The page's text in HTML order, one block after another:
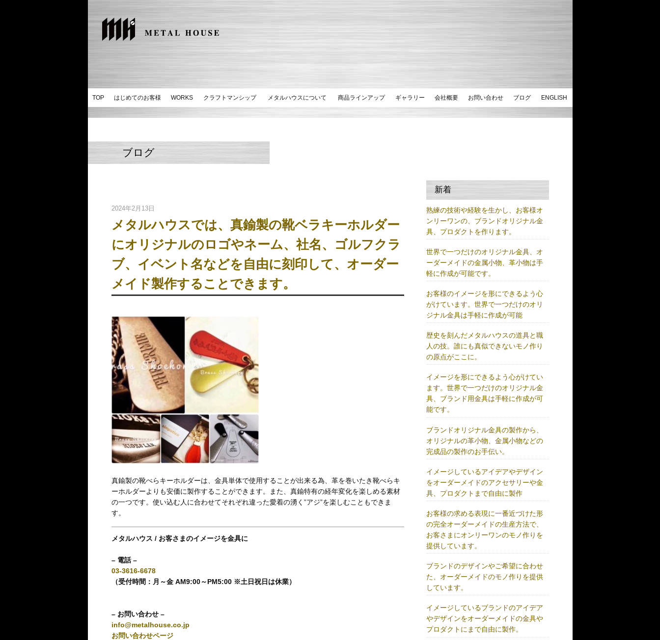
TOP はじめてのお客様 WORKS クラフトマンシップ メタルハウスについて 商品ラインアップ ギャラリー 会社概要 お問い合わせ ブログ ENGLISH
ブログ
2024年2月13日
メタルハウスでは、真鍮製の靴ベラキーホルダー
にオリジナルのロゴやネーム、社名、ゴルフクラ
ブ、イベント名などを自由に刻印して、オーダー
メイド製作することできます。
真鍮製の靴べらキーホルダーは、金具単体で使用することが出来る為、革を巻いたき靴べらキ
ーホルダーよりも安価に製作することができます。また、真鍮特有の経年変化を楽しめる素材
の一つです。使い込む人に合わせてそれぞれ違った愛着の湧く”アジ”を楽しむこともできま
す。
メタルハウス / お客さまのイメージを金具に
– 電話 –
03-3616-6678
（受付時間：月～金 AM9:00～PM5:00 ※土日祝日は休業）
– お問い合わせ –
info@metalhouse.co.jp
お問い合わせページ
新着
熟練の技術や経験を生かし、お客様オ
ンリーワンの、ブランドオリジナル金
具、プロダクトを作ります。
世界で一つだけのオリジナル金具、オ
ーダーメイドの金属小物、革小物は手
軽に作成が可能です。
お客様のイメージを形にできるよう心
がけています。世界で一つだけのオリ
ジナル金具は手軽に作成が可能
歴史を刻んだメタルハウスの道具と職
人の技。誰にも真似できないモノ作り
の原点がここに。
イメージを形にできるよう心がけてい
ます。世界で一つだけのオリジナル金
具、ブランド用金具は手軽に作成が可
能です。
ブランドオリジナル金具の製作から、
オリジナルの革小物、金属小物などの
完成品の製作のお手伝い。
イメージしているアイデアやデザイン
をオーダーメイドのアクセサリーや金
具、プロダクトまで自由に製作
お客様の求める表現に一番近づけた形
の完全オーダーメイドの生産方法で、
お客さまにオンリーワンのモノ作りを
提供しています。
ブランドのデザインやご希望に合わせ
た、オーダーメイドのモノ作りを提供
しています。
イメージしているブランドのアイデア
やデザインをオーダーメイドの金具や
プロダクトにまで自由に製作。